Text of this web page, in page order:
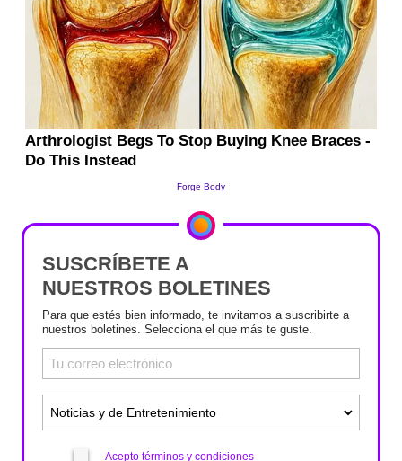
SUSCRÍBETE A
NUESTROS BOLETINES
Para que estés bien informado, te invitamos a suscribirte a
nuestros boletines. Selecciona el que más te guste.
Acepto términos y condiciones